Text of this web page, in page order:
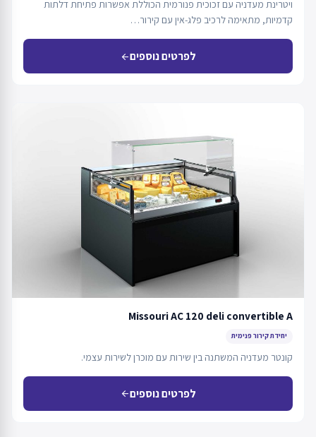
ויטרינת מעדניה עם זכוכית פנורמית הכוללת אפשרות פתיחת דלתות
קדמיות, מתאימה לרכיב פלג-אין עם קירור…
לפרטים נוספיםarrow_back
Missouri AC 120 deli convertible A
יחידת קירור פנימית
קונטר מעדניה המשתנה בין שירות עם מוכרן לשירות עצמי.
לפרטים נוספיםarrow_back